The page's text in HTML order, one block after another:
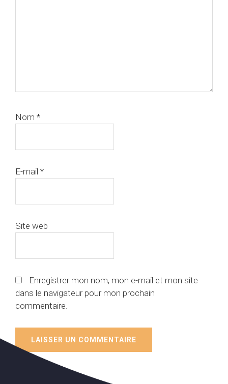
Nom *
E-mail *
Site web
Enregistrer mon nom, mon e-mail et mon site
dans le navigateur pour mon prochain
commentaire.